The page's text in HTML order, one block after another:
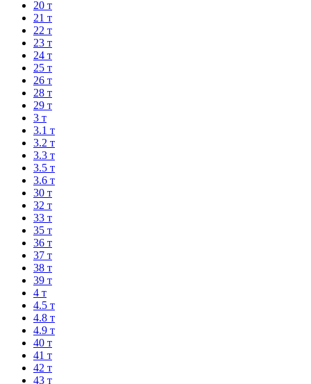
20 т
21 т
22 т
23 т
24 т
25 т
26 т
28 т
29 т
3 т
3.1 т
3.2 т
3.3 т
3.5 т
3.6 т
30 т
32 т
33 т
35 т
36 т
37 т
38 т
39 т
4 т
4.5 т
4.8 т
4.9 т
40 т
41 т
42 т
43 т